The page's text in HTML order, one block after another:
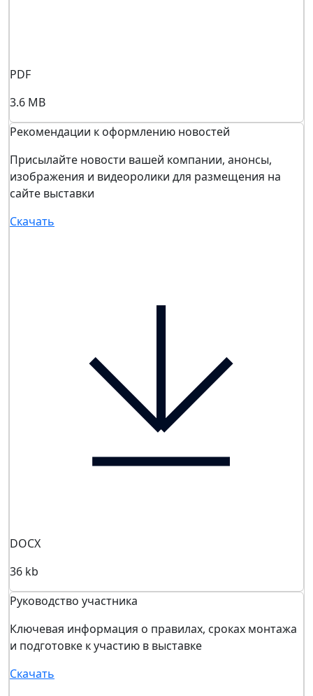
PDF
3.6 MB
Рекомендации к оформлению новостей
Присылайте новости вашей компании, анонсы,
изображения и видеоролики для размещения на
сайте выставки
Скачать
DOCX
36 kb
Руководство участника
Ключевая информация о правилах, сроках монтажа
и подготовке к участию в выставке
Скачать